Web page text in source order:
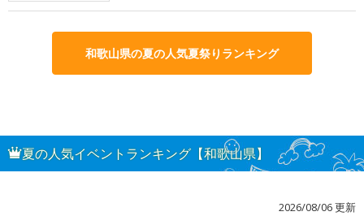
和歌山県の夏の人気夏祭りランキング
夏の人気イベントランキング【和歌山県】
2026/08/06 更新